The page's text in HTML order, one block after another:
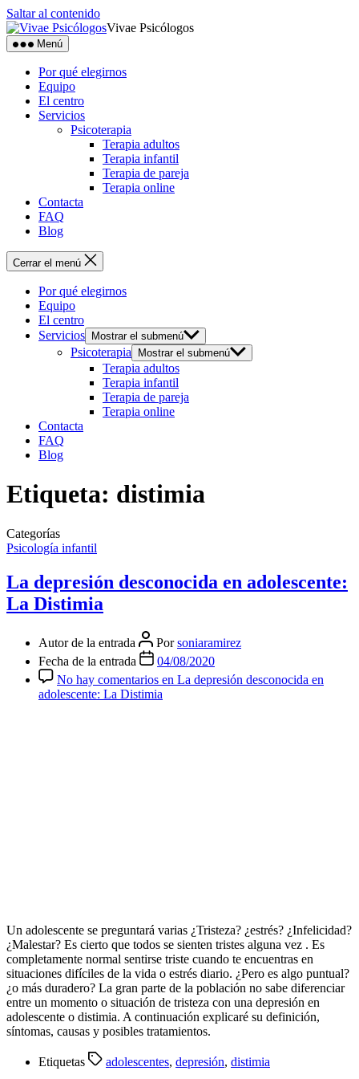
Saltar al contenido
Vivae Psicólogos
Menú
Por qué elegirnos
Equipo
El centro
Servicios
Psicoterapia
Terapia adultos
Terapia infantil
Terapia de pareja
Terapia online
Contacta
FAQ
Blog
Cerrar el menú
Por qué elegirnos
Equipo
El centro
Servicios
Mostrar el submenú
Psicoterapia Mostrar el submenú
Terapia adultos
Terapia infantil
Terapia de pareja
Terapia online
Contacta
FAQ
Blog
Etiqueta: distimia
Categorías
Psicología infantil
La depresión desconocida en adolescente:
La Distimia
Autor de la entrada Porsoniaramirez
Fecha de la entrada
04/08/2020
No hay comentarios en La depresión desconocida en
adolescente: La Distimia
Un adolescente se preguntará varias ¿Tristeza? ¿estrés? ¿Infelicidad?
¿Malestar? Es cierto que todos se sienten tristes alguna vez . Es
completamente normal sentirse triste cuando te encuentras en
situaciones difíciles de la vida o estrés diario. ¿Pero es algo puntual?
¿o más duradero? La gran parte de la población no sabe diferenciar
entre un momento o situación de tristeza con una depresión en
adolescente o distimia. A continuación explicaré su definición,
síntomas, causas y posibles tratamientos.
Etiquetas adolescentes, depresión, distimia